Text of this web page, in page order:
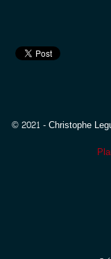
© 2021 - Christophe